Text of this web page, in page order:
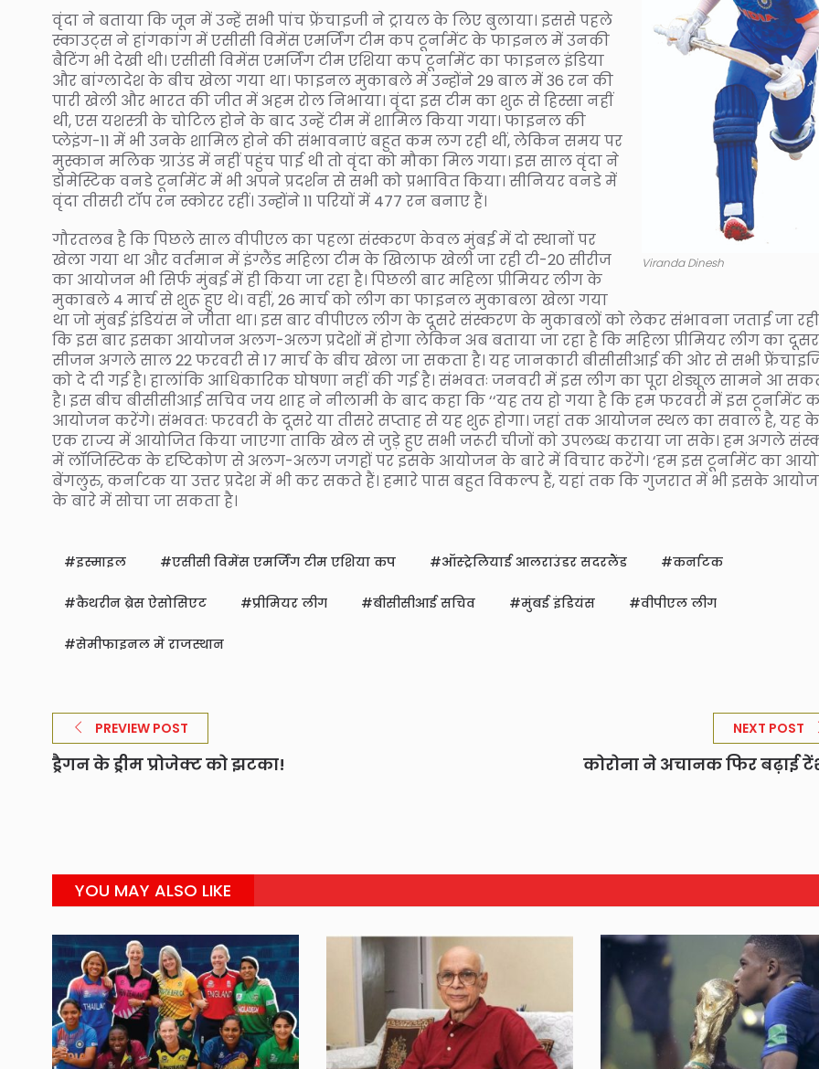
Viranda Dinesh
वृंदा ने बताया कि जून में उन्हें सभी पांच फ्रेंचाइजी ने ट्रायल के लिए बुलाया। इससे पहले
स्काउट्स ने हांगकांग में एसीसी विमेंस एमर्जिंग टीम कप टूर्नामेंट के फाइनल में उनकी
बैटिंग भी देखी थी। एसीसी विमेंस एमर्जिंग टीम एशिया कप टूर्नामेंट का फाइनल इंडिया
और बांग्लादेश के बीच खेला गया था। फाइनल मुकाबले में उन्होंने 29 बाल में 36 रन की
पारी खेली और भारत की जीत में अहम रोल निभाया। वृंदा इस टीम का शुरू से हिस्सा नहीं
थी, एस यशस्त्री के चोटिल होने के बाद उन्हें टीम में शामिल किया गया। फाइनल की
प्लेइंग-11 में भी उनके शामिल होने की संभावनाएं बहुत कम लग रही थीं, लेकिन समय पर
मुस्कान मलिक ग्राउंड में नहीं पहुंच पाई थी तो वृंदा को मौका मिल गया। इस साल वृंदा ने
डोमेस्टिक वनडे टूर्नामेंट में भी अपने प्रदर्शन से सभी को प्रभावित किया। सीनियर वनडे में
वृंदा तीसरी टॉप रन स्कोरर रहीं। उन्होंने 11 परियों में 477 रन बनाए हैं।
गौरतलब है कि पिछले साल वीपीएल का पहला संस्करण केवल मुंबई में दो स्थानों पर
खेला गया था और वर्तमान में इंग्लैंड महिला टीम के खिलाफ खेली जा रही टी-20 सीरीज
का आयोजन भी सिर्फ मुंबई में ही किया जा रहा है। पिछली बार महिला प्रीमियर लीग के
मुकाबले 4 मार्च से शुरू हुए थे। वहीं, 26 मार्च को लीग का फाइनल मुकाबला खेला गया
था जो मुंबई इंडियंस ने जीता था। इस बार वीपीएल लीग के दूसरे संस्करण के मुकाबलों को लेकर संभावना जताई जा
कि इस बार इसका आयोजन अलग-अलग प्रदेशों में होगा लेकिन अब बताया जा रहा है कि महिला प्रीमियर लीग का
सीजन अगले साल 22 फरवरी से 17 मार्च के बीच खेला जा सकता है। यह जानकारी बीसीसीआई की ओर से सभी
को दे दी गई है। हालांकि आधिकारिक घोषणा नहीं की गई है। संभवतः जनवरी में इस लीग का पूरा शेड्यूल सामने आ
है। इस बीच बीसीसीआई सचिव जय शाह ने नीलामी के बाद कहा कि ‘‘यह तय हो गया है कि हम फरवरी में इस टूर्नामेंट
आयोजन करेंगे। संभवतः फरवरी के दूसरे या तीसरे सप्ताह से यह शुरू होगा। जहां तक आयोजन स्थल का सवाल है, यह
एक राज्य में आयोजित किया जाएगा ताकि खेल से जुड़े हुए सभी जरूरी चीजों को उपलब्ध कराया जा सके। हम अगले
में लॉजिस्टिक के दृष्टिकोण से अलग-अलग जगहों पर इसके आयोजन के बारे में विचार करेंगे। ‘हम इस टूर्नामेंट का
बेंगलुरु, कर्नाटक या उत्तर प्रदेश में भी कर सकते हैं। हमारे पास बहुत विकल्प हैं, यहां तक कि गुजरात में भी इसके
के बारे में सोचा जा सकता है।
इस्माइल एसीसी विमेंस एमर्जिंग टीम एशिया कप ऑस्ट्रेलियाई आलराउंडर सदरलैंड कर्नाटक
कैथरीन ब्रेस ऐसोसिएट प्रीमियर लीग बीसीसीआई सचिव मुंबई इंडियंस वीपीएल लीग
सेमीफाइनल में राजस्थान
PREVIEW POST
ड्रैगन के ड्रीम प्रोजेक्ट को झटका!
NEXT POST
कोरोना ने अचानक फिर बढ़ाई
YOU MAY ALSO LIKE